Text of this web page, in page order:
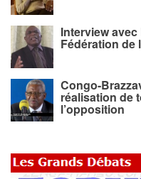
Interview
Fédération de
Congo-
réalisation de
l’opposition